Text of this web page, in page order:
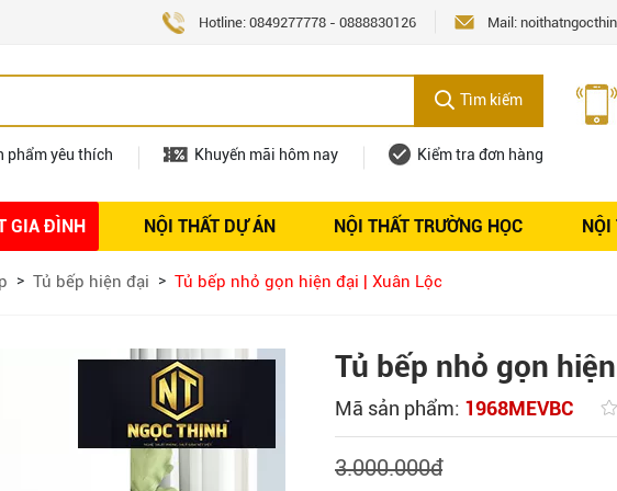
Hotline: 0849277778 - 0888830126 Mail:
Tìm kiếm
phẩm yêu thích Khuyến mãi hôm nay Kiểm tra đơn hàng
GIA ĐÌNH NỘI THẤT DỰ ÁN NỘI THẤT TRƯỜNG HỌC NỘI
thất
Tủ bếp hiện đại Tủ bếp nhỏ gọn hiện đại | Xuân Lộc
Tủ bếp nhỏ gọn
Mã sản phẩm: 1968MEVBC
3.000.000đ